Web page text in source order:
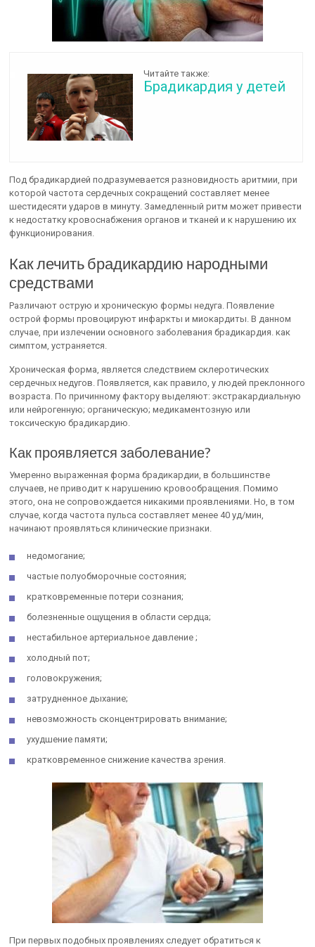
Читайте также:
Брадикардия у детей
Под брадикардией подразумевается разновидность аритмии, при
которой частота сердечных сокращений составляет менее
шестидесяти ударов в минуту. Замедленный ритм может привести
к недостатку кровоснабжения органов и тканей и к нарушению их
функционирования.
Как лечить брадикардию народными
средствами
Различают острую и хроническую формы недуга. Появление
острой формы провоцируют инфаркты и миокардиты. В данном
случае, при излечении основного заболевания брадикардия. как
симптом, устраняется.
Хроническая форма, является следствием склеротических
сердечных недугов. Появляется, как правило, у людей преклонного
возраста. По причинному фактору выделяют: экстракардиальную
или нейрогенную; органическую; медикаментозную или
токсическую брадикардию.
Как проявляется заболевание?
Умеренно выраженная форма брадикардии, в большинстве
случаев, не приводит к нарушению кровообращения. Помимо
этого, она не сопровождается никакими проявлениями. Но, в том
случае, когда частота пульса составляет менее 40 уд/мин,
начинают проявляться клинические признаки.
недомогание;
частые полуобморочные состояния;
кратковременные потери сознания;
болезненные ощущения в области сердца;
нестабильное артериальное давление ;
холодный пот;
головокружения;
затрудненное дыхание;
невозможность сконцентрировать внимание;
ухудшение памяти;
кратковременное снижение качества зрения.
При первых подобных проявлениях следует обратиться к